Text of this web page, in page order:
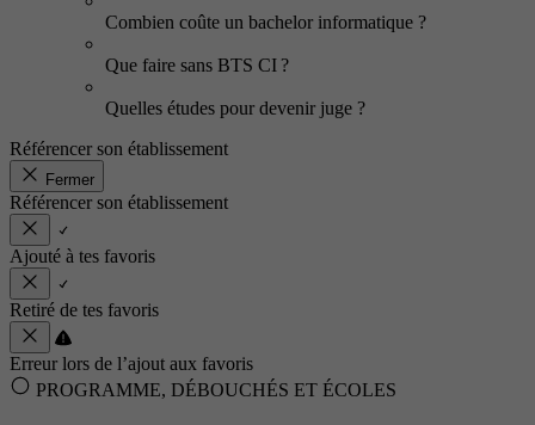
Combien coûte un bachelor informatique ?
Que faire sans BTS CI ?
Quelles études pour devenir juge ?
Référencer son établissement
Fermer
Référencer son établissement
Ajouté à tes favoris
Retiré de tes favoris
Erreur lors de l’ajout aux favoris
PROGRAMME, DÉBOUCHÉS ET ÉCOLES